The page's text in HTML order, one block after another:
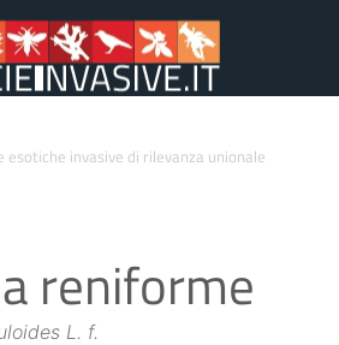
esotiche invasive di rilevanza unionale
reniforme
L. f.